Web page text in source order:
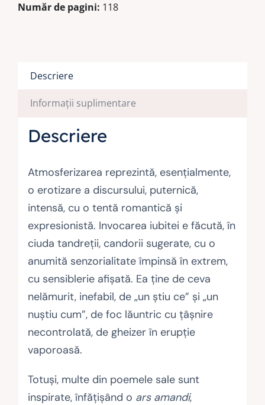
Număr de pagini: 118
Descriere
Informații suplimentare
Descriere
Atmosferizarea reprezintă, esenţialmente,
o erotizare a discursului, puternică,
intensă, cu o tentă romantică şi
expresionistă. Invocarea iubitei e făcută, în
ciuda tandreţii, candorii sugerate, cu o
anumită senzorialitate împinsă în extrem,
cu sensiblerie afişată. Ea ţine de ceva
nelămurit, inefabil, de „un ştiu ce” şi „un
nuştiu cum”, de foc lăuntric cu ţâşnire
necontrolată, de gheizer în erupţie
vaporoasă.
Totuşi, multe din poemele sale sunt
inspirate, înfăţişând o ars amandi,